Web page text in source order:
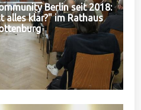
Berlin seit 2018:
alles klar?" im Rathaus